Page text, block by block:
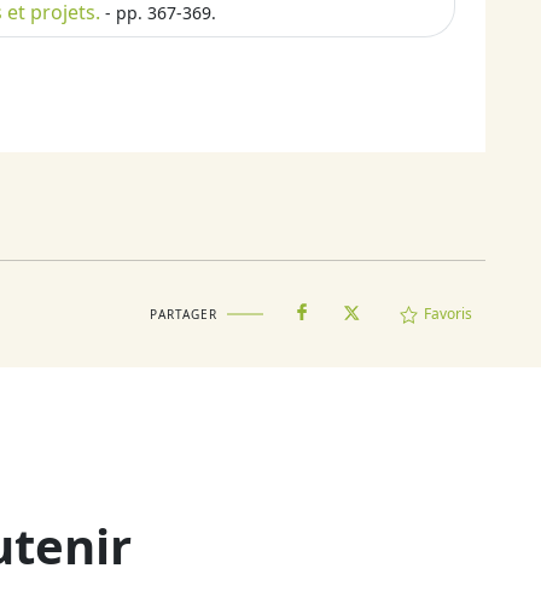
et projets. - pp. 367-369.
PARTAGER Favoris